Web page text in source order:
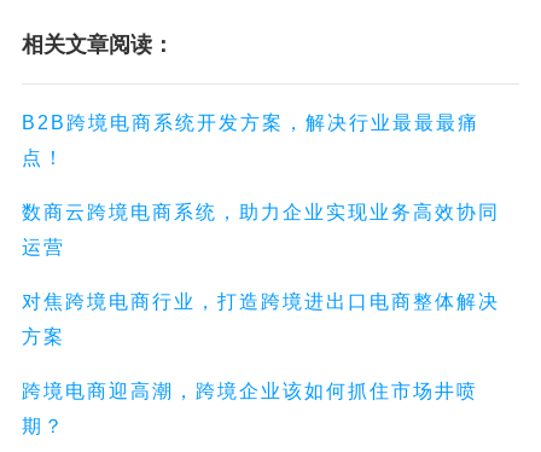
相关文章阅读：
B2B跨境电商系统开发方案，解决行业最最最痛
点！
数商云跨境电商系统，助力企业实现业务高效协同
运营
对焦跨境电商行业，打造跨境进出口电商整体解决
方案
跨境电商迎高潮，跨境企业该如何抓住市场井喷
期？